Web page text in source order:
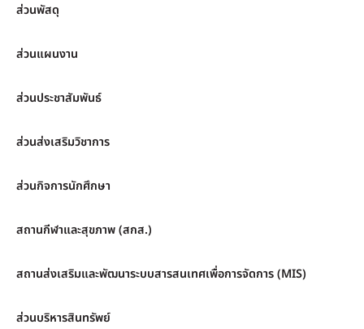
ส่วนพัสดุ
ส่วนแผนงาน
ส่วนประชาสัมพันธ์
ส่วนส่งเสริมวิชาการ
ส่วนกิจการนักศึกษา
สถานกีฬาและสุขภาพ (สกส.)
สถานส่งเสริมและพัฒนาระบบสารสนเทศเพื่อการจัดการ (MIS)
ส่วนบริหารสินทรัพย์